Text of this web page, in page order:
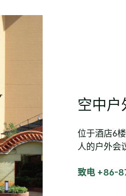
空中户
位于酒店6
人的户外会
致电 +86-